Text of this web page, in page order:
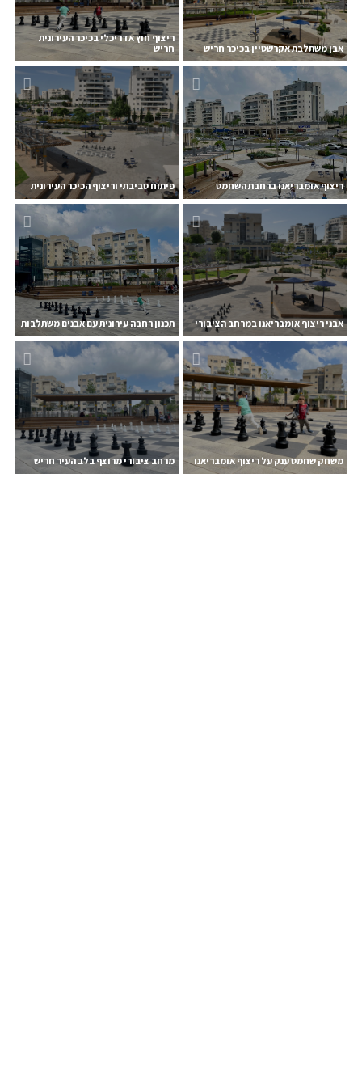
אבן משתלבת אקרשטיין בכיכר חריש
ריצוף חוץ אדריכלי בכיכר העירונית
חריש
ריצוף אומבריאנו ברחבת השחמט פיתוח סביבתי וריצוף הכיכר העירונית
אבני ריצוף אומבריאנו במרחב הציבורי תכנון רחבה עירונית עם אבנים משתלבות
משחק שחמט ענק על ריצוף אומבריאנו מרחב ציבורי מרוצף בלב העיר חריש